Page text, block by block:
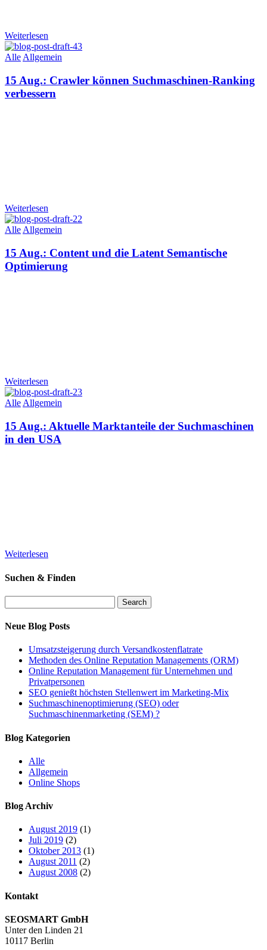
Weiterlesen
Alle Allgemein
15 Aug.: Crawler können Suchmaschinen-Ranking
verbessern
Weiterlesen
AlleAllgemein
15 Aug.: Content und die Latent Semantische
Optimierung
Weiterlesen
Alle Allgemein
15 Aug.: Aktuelle Marktanteile der Suchmaschinen
in den USA
Weiterlesen
Suchen & Finden
Search
Neue Blog Posts
Umsatzsteigerung durch Versandkostenflatrate
Methoden des Online Reputation Managements (ORM)
Online Reputation Management für Unternehmen und
Privatpersonen
SEO genießt höchsten Stellenwert im Marketing-Mix
Suchmaschinenoptimierung (SEO) oder
Suchmaschinenmarketing (SEM) ?
Blog Kategorien
Alle
Allgemein
Online Shops
Blog Archiv
August 2019 (1)
Juli 2019 (2)
Oktober 2013 (1)
August 2011 (2)
August 2008 (2)
Kontakt
SEOSMART GmbH
Unter den Linden 21
10117 Berlin